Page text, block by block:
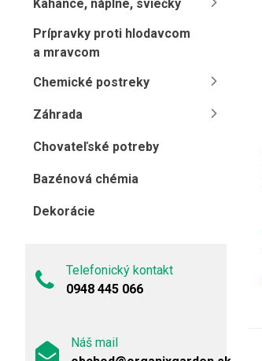
Kahance, náplne, sviečky
Prípravky proti hlodavcom
a mravcom
Chemické postreky
Záhrada
Chovateľské potreby
Bazénová chémia
Dekorácie
Telefonický kontakt
0948 445 066
Náš mail